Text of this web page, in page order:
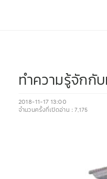
ทำความรู้จักกั
2018-11-17 13:00
จำนวนครั้งที่เปิดอ่าน :7,175